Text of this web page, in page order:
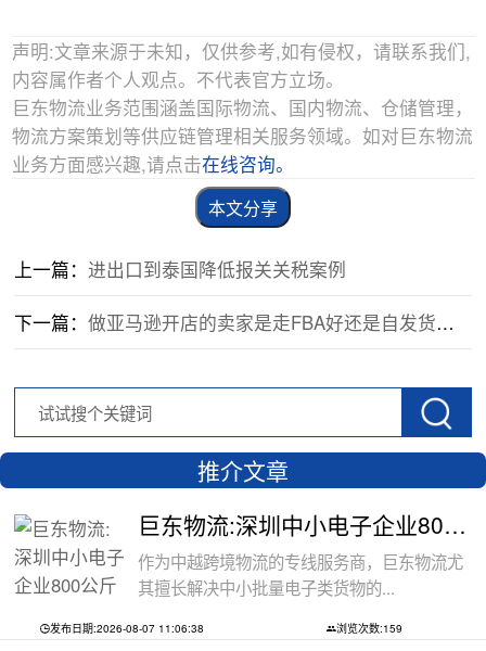
声明:文章来源于未知，仅供参考,如有侵权，请联系我们,
内容属作者个人观点。不代表官方立场。
巨东物流业务范围涵盖国际物流、国内物流、仓储管理，
物流方案策划等供应链管理相关服务领域。如对巨东物流
业务方面感兴趣,请点击在线咨询。
本文分享
上一篇：进出口到泰国降低报关关税案例
下一篇：做亚马逊开店的卖家是走FBA好还是自发货好呢
推介文章
巨东物流:深圳中小电子企业800公斤配件出
作为中越跨境物流的专线服务商，巨东物流尤
其擅长解决中小批量电子类货物的...
发布日期:2026-08-07 11:06:38 浏览次数:159